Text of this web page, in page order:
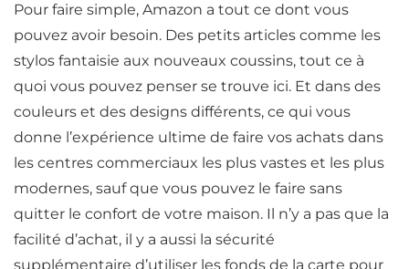
Pour faire simple, Amazon a tout ce dont vous
pouvez avoir besoin. Des petits articles comme les
stylos fantaisie aux nouveaux coussins, tout ce à
quoi vous pouvez penser se trouve ici. Et dans des
couleurs et des designs différents, ce qui vous
donne l’expérience ultime de faire vos achats dans
les centres commerciaux les plus vastes et les plus
modernes, sauf que vous pouvez le faire sans
quitter le confort de votre maison. Il n’y a pas que la
facilité d’achat, il y a aussi la sécurité
supplémentaire d’utiliser les fonds de la carte pour